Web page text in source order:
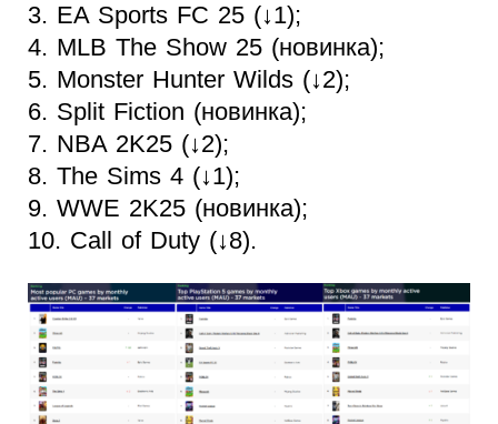
3. EA Sports FC 25 (↓1);
4. MLB The Show 25 (новинка);
5. Monster Hunter Wilds (↓2);
6. Split Fiction (новинка);
7. NBA 2K25 (↓2);
8. The Sims 4 (↓1);
9. WWE 2K25 (новинка);
10. Call of Duty (↓8).